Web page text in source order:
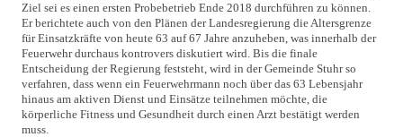
Ziel sei es einen ersten Probebetrieb Ende 2018 durchführen zu können.
Er berichtete auch von den Plänen der Landesregierung die Altersgrenze
für Einsatzkräfte von heute 63 auf 67 Jahre anzuheben, was innerhalb der
Feuerwehr durchaus kontrovers diskutiert wird. Bis die finale
Entscheidung der Regierung feststeht, wird in der Gemeinde Stuhr so
verfahren, dass wenn ein Feuerwehrmann noch über das 63 Lebensjahr
hinaus am aktiven Dienst und Einsätze teilnehmen möchte, die
körperliche Fitness und Gesundheit durch einen Arzt bestätigt werden
muss.